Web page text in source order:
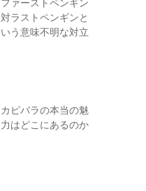
ファーストペンギン
対ラストペンギンと
いう意味不明な対立
カピバラの本当の魅
力はどこにあるのか